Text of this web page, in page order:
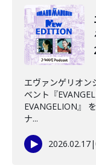
エヴァンゲリオン
ベント『
EVANGELION』
ナ...
2026.02.17|